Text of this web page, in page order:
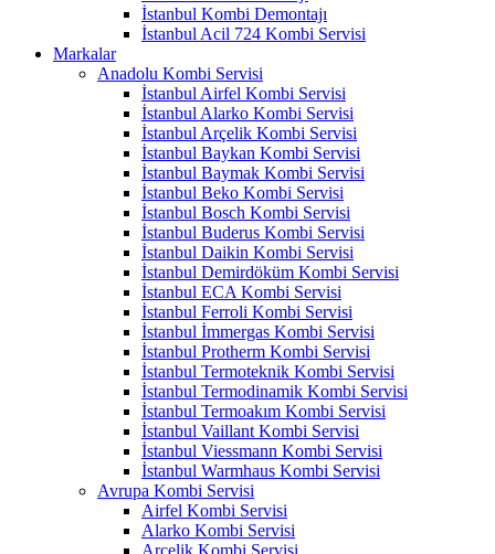
İstanbul Kombi Demontajı
İstanbul Acil 724 Kombi Servisi
Markalar
Anadolu Kombi Servisi
İstanbul Airfel Kombi Servisi
İstanbul Alarko Kombi Servisi
İstanbul Arçelik Kombi Servisi
İstanbul Baykan Kombi Servisi
İstanbul Baymak Kombi Servisi
İstanbul Beko Kombi Servisi
İstanbul Bosch Kombi Servisi
İstanbul Buderus Kombi Servisi
İstanbul Daikin Kombi Servisi
İstanbul Demirdöküm Kombi Servisi
İstanbul ECA Kombi Servisi
İstanbul Ferroli Kombi Servisi
İstanbul İmmergas Kombi Servisi
İstanbul Protherm Kombi Servisi
İstanbul Termoteknik Kombi Servisi
İstanbul Termodinamik Kombi Servisi
İstanbul Termoakım Kombi Servisi
İstanbul Vaillant Kombi Servisi
İstanbul Viessmann Kombi Servisi
İstanbul Warmhaus Kombi Servisi
Avrupa Kombi Servisi
Airfel Kombi Servisi
Alarko Kombi Servisi
Arçelik Kombi Servisi